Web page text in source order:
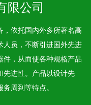
限公司
，依托国内外多所著名高
人员，不断引进国外先进
件，从而使各种规格产品
先进性。产品以设计先
周到等特点。